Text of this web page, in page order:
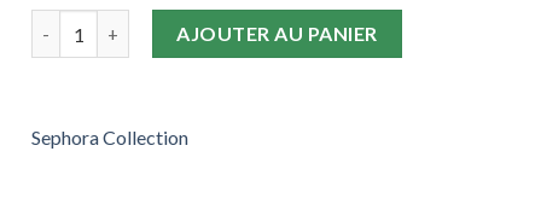
AJOUTER AU PANIER
Sephora Collection